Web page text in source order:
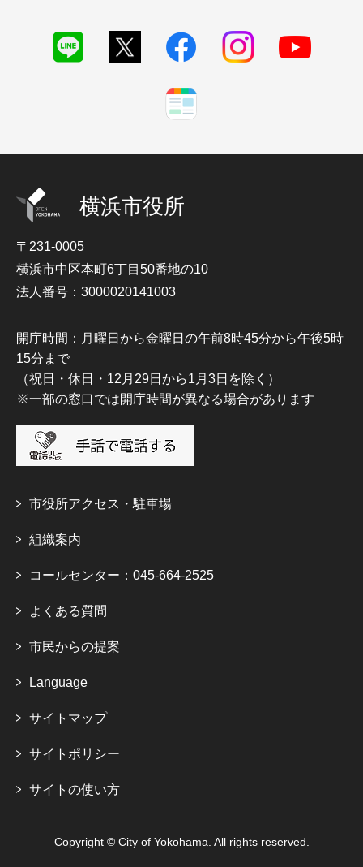
横浜市役所
〒231-0005
横浜市中区本町6丁目50番地の10
法人番号：3000020141003
開庁時間：月曜日から金曜日の午前8時45分から午後5時
15分まで
（祝日・休日・12月29日から1月3日を除く）
※一部の窓口では開庁時間が異なる場合があります
市役所アクセス・駐車場
組織案内
コールセンター：045-664-2525
よくある質問
市民からの提案
Language
サイトマップ
サイトポリシー
サイトの使い方
Copyright © City of Yokohama. All rights reserved.